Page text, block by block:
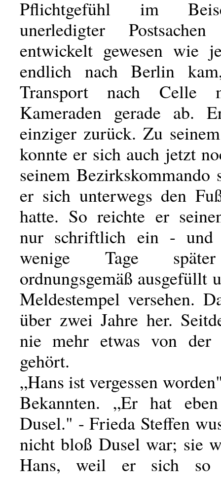
Pflichtgefühl im
unerledigter
entwickelt gewesen wie
endlich nach Berlin
Transport nach Celle
Kameraden gerade ab.
einziger zurück. Zu
konnte er sich auch jetzt
seinem Bezirkskommando
er sich unterwegs den
hatte. So reichte er
nur schriftlich ein - und
wenige Tage
ordnungsgemäß ausgefüllt
Meldestempel versehen.
über zwei Jahre her.
nie mehr etwas von der
gehört.
„Hans ist vergessen
Bekannten. „Er hat
Dusel." - Frieda Steffen
nicht bloß Dusel war; sie
Hans, weil er sich so